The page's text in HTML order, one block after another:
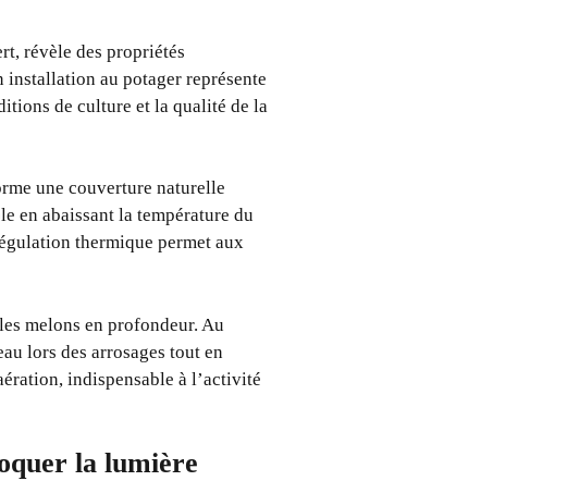
révèle des propriétés
installation au potager représente
de culture et la qualité de la
une couverture naturelle
en abaissant la température du
thermique permet aux
melons en profondeur. Au
lors des arrosages tout en
indispensable à l’activité
la lumière